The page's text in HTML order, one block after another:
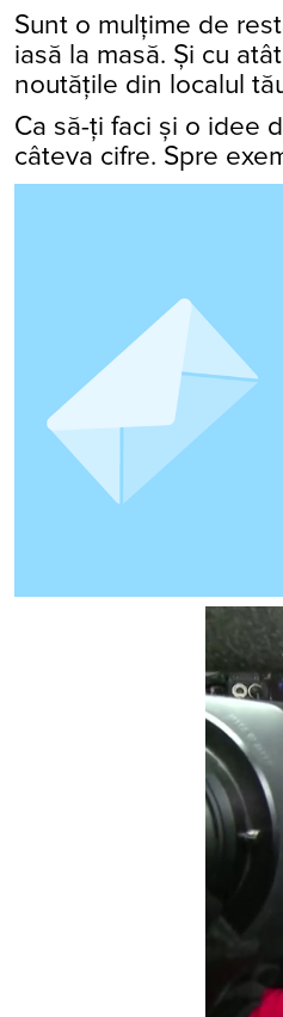
Sunt o mulțime de
iasă la masă. Și cu
noutățile din localul
Ca să-ți faci și o idee
câteva cifre. Spre